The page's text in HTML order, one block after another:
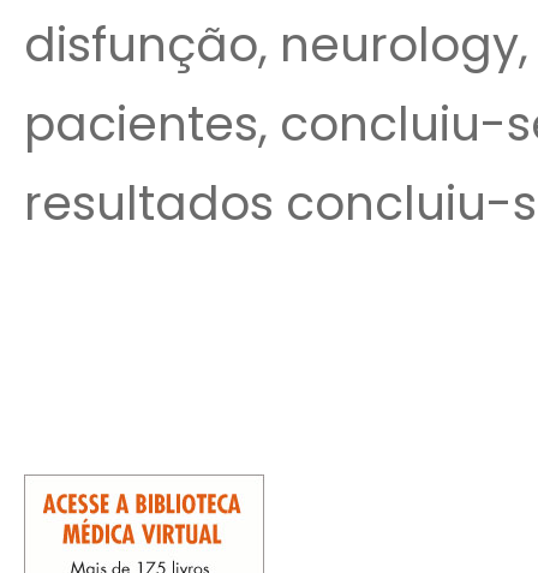
disfunção,
pacientes, concluiu-
resultados concluiu-